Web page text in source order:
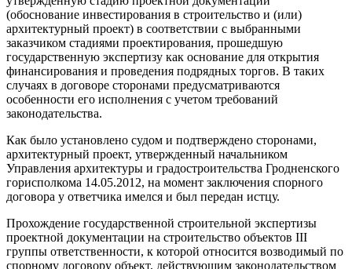
(обоснование инвестирования в строительство и (или)
архитектурный проект) в соответствии с выбранными
заказчиком стадиями проектирования, прошедшую
государственную экспертизу как основание для открытия
финансирования и проведения подрядных торгов. В таких
случаях в договоре сторонами предусматриваются
особенности его исполнения с учетом требований
законодательства.
Как было установлено судом и подтверждено сторонами,
архитектурный проект, утвержденный начальником
Управления архитектуры и градостроительства Гродненского
горисполкома 14.05.2012, на момент заключения спорного
договора у ответчика имелся и был передан истцу.
Прохождение государственной строительной экспертизы
проектной документации на строительство объектов III
группы ответственности, к которой относится возводимый по
спорному договору объект, действующим законодательством